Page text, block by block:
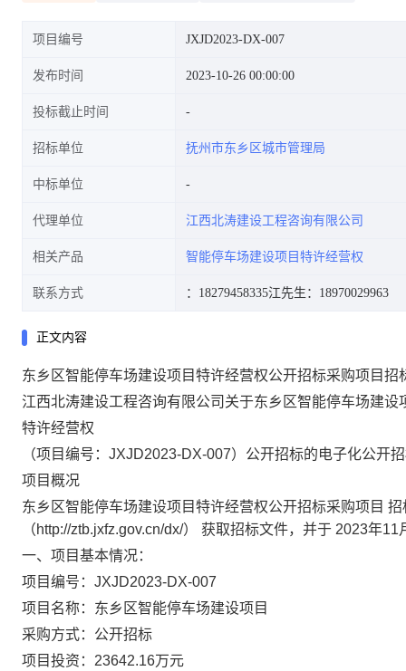
项目编号 JXJD2023-DX-007
发布时间 2023-10-26 00:00:00
投标截止时间
招标单位 抚州市东乡区城市管理局
中标单位
代理单位 江西北涛建设工程咨询有限公司
相关产品 智能停车场建设项目特许经营权
联系方式 ：18279458335江先生：18970029963
正文内容
东乡区智能停车场建设项目特许经营权公开招标采购项目招
江西北涛建设工程咨询有限公司关于东乡区智能停车场建设
特许经营权
（项目编号：JXJD2023-DX-007）公开招标的电子化公开
项目概况
东乡区智能停车场建设项目特许经营权公开招标采购项目
（http://ztb.jxfz.gov.cn/dx/） 获取招标文件，并于 2023年
一、项目基本情况：
项目编号：JXJD2023-DX-007
项目名称：东乡区智能停车场建设项目
采购方式：公开招标
项目投资：23642.16万元